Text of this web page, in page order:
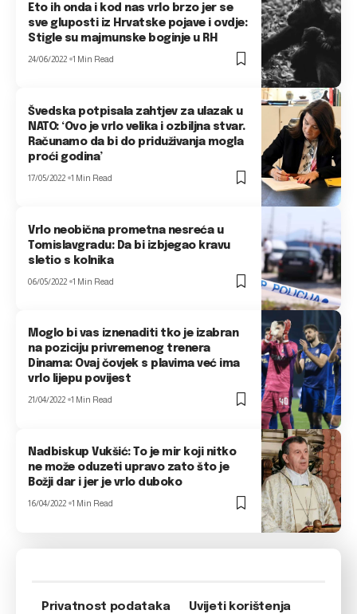
Eto ih onda i kod nas vrlo brzo jer se
sve gluposti iz Hrvatske pojave i ovdje:
Stigle su majmunske boginje u RH
24/06/2022 1 Min Read
Švedska potpisala zahtjev za ulazak u
NATO: ‘Ovo je vrlo velika i ozbiljna stvar.
Računamo da bi do priduživanja mogla
proći godina’
17/05/2022 1 Min Read
Vrlo neobična prometna nesreća u
Tomislavgradu: Da bi izbjegao kravu
sletio s kolnika
06/05/2022 1 Min Read
Moglo bi vas iznenaditi tko je izabran
na poziciju privremenog trenera
Dinama: Ovaj čovjek s plavima već ima
vrlo lijepu povijest
21/04/2022 1 Min Read
Nadbiskup Vukšić: To je mir koji nitko
ne može oduzeti upravo zato što je
Božji dar i jer je vrlo duboko
16/04/2022 1 Min Read
Privatnost podataka Uvijeti korištenja